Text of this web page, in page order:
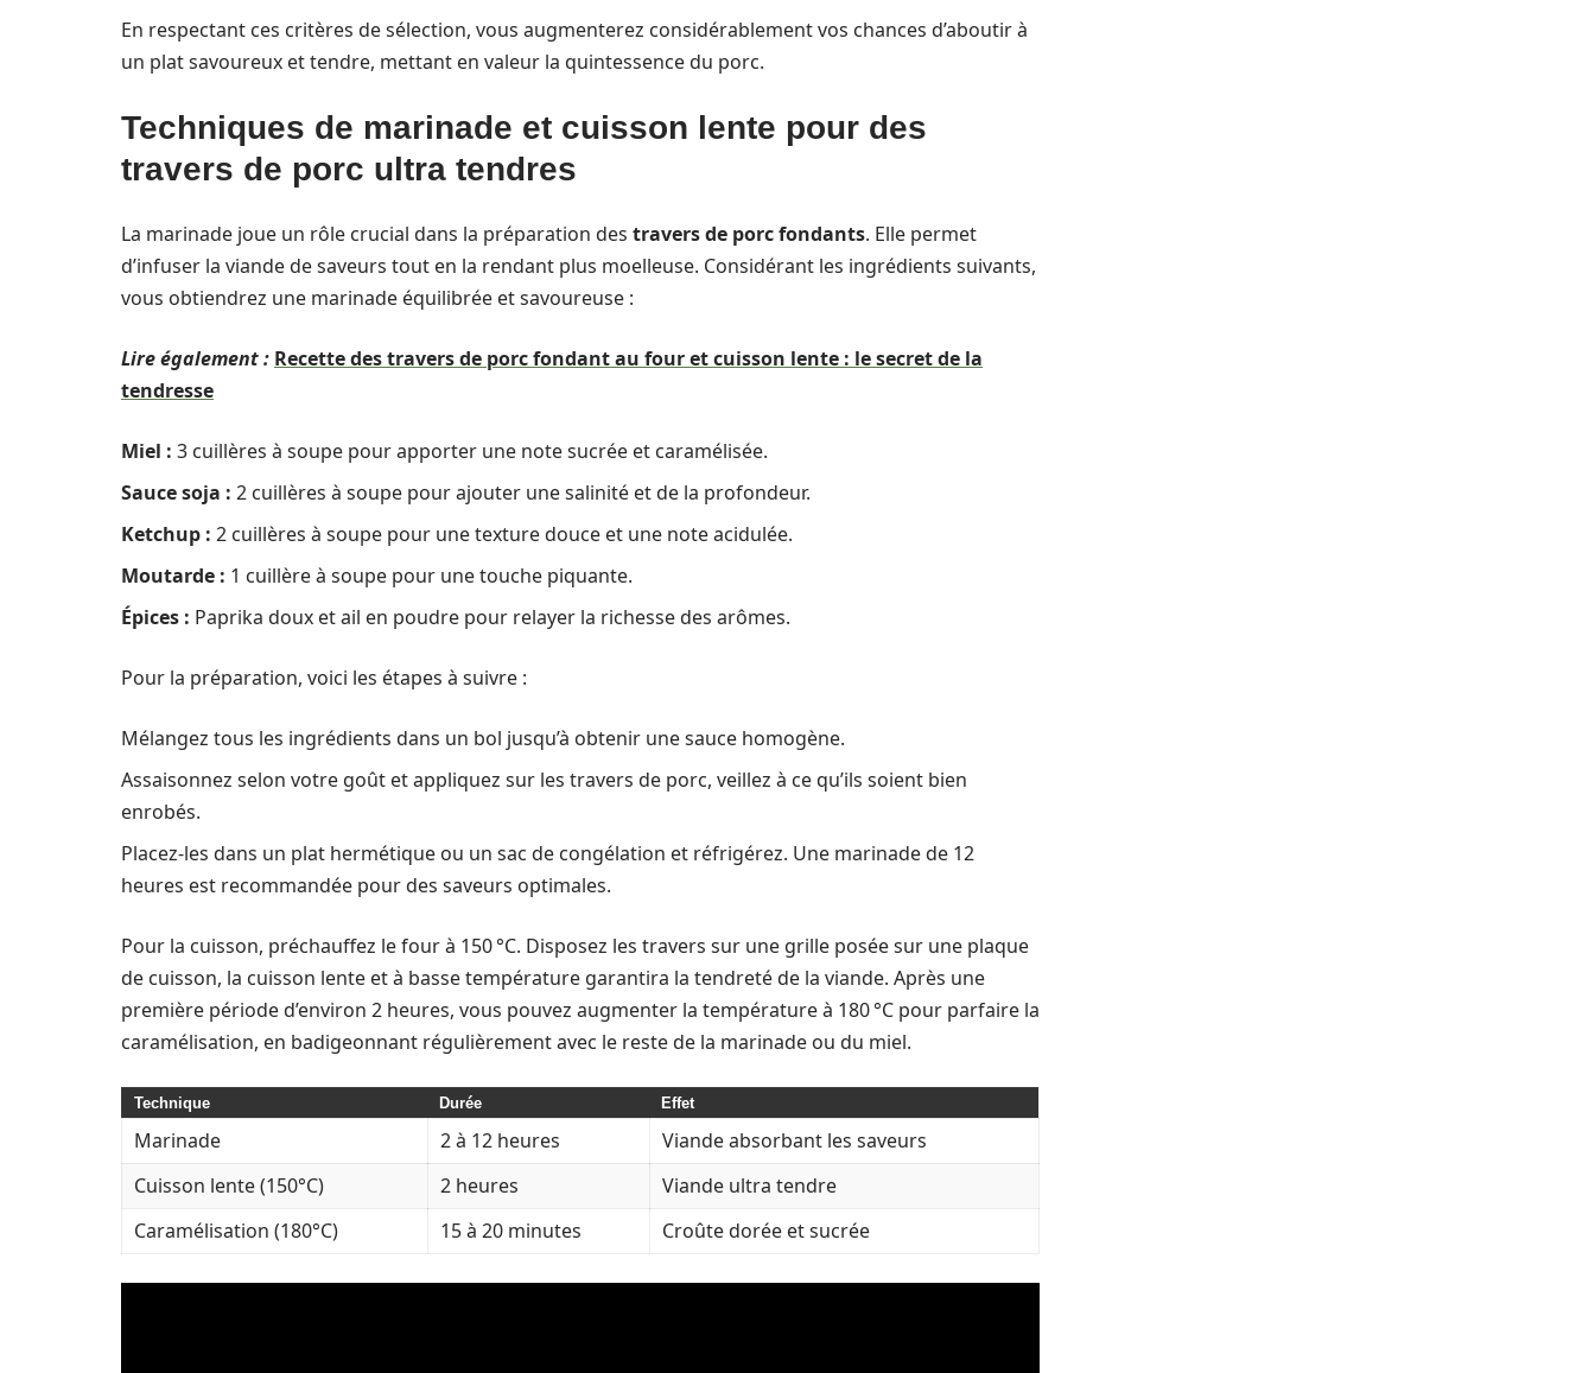
En respectant ces critères de sélection, vous augmenterez considérablement vos chances d’aboutir à
un plat savoureux et tendre, mettant en valeur la quintessence du porc.
Techniques de marinade et cuisson lente pour des
travers de porc ultra tendres
La marinade joue un rôle crucial dans la préparation des travers de porc fondants. Elle permet
d’infuser la viande de saveurs tout en la rendant plus moelleuse. Considérant les ingrédients suivants,
vous obtiendrez une marinade équilibrée et savoureuse :
Lire également : Recette des travers de porc fondant au four et cuisson lente : le secret de la
tendresse
Miel : 3 cuillères à soupe pour apporter une note sucrée et caramélisée.
Sauce soja : 2 cuillères à soupe pour ajouter une salinité et de la profondeur.
Ketchup : 2 cuillères à soupe pour une texture douce et une note acidulée.
Moutarde : 1 cuillère à soupe pour une touche piquante.
Épices : Paprika doux et ail en poudre pour relayer la richesse des arômes.
Pour la préparation, voici les étapes à suivre :
Mélangez tous les ingrédients dans un bol jusqu’à obtenir une sauce homogène.
Assaisonnez selon votre goût et appliquez sur les travers de porc, veillez à ce qu’ils soient bien
enrobés.
Placez-les dans un plat hermétique ou un sac de congélation et réfrigérez. Une marinade de 12
heures est recommandée pour des saveurs optimales.
Pour la cuisson, préchauffez le four à 150 °C. Disposez les travers sur une grille posée sur une plaque
de cuisson, la cuisson lente et à basse température garantira la tendreté de la viande. Après une
première période d’environ 2 heures, vous pouvez augmenter la température à 180 °C pour parfaire la
caramélisation, en badigeonnant régulièrement avec le reste de la marinade ou du miel.
Technique Durée Effet
Marinade 2 à 12 heures
Viande absorbant les saveurs
Cuisson lente (150°C)
2 heures
Viande ultra tendre
Caramélisation (180°C)
15 à 20 minutes Croûte dorée et sucrée